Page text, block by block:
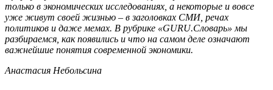
только в экономических исследованиях, а некоторые и вовсе
уже живут своей жизнью – в заголовках СМИ, речах
политиков и даже мемах. В рубрике «GURU.Словарь» мы
разбираемся, как появились и что на самом деле означают
важнейшие понятия современной экономики.
Анастасия Небольсина